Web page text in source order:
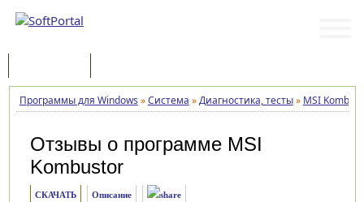
Программы для Windows »Система »Диагностика, тесты» MSI
Отзывы о программе MSI
Kombustor
СКАЧАТЬ Описание